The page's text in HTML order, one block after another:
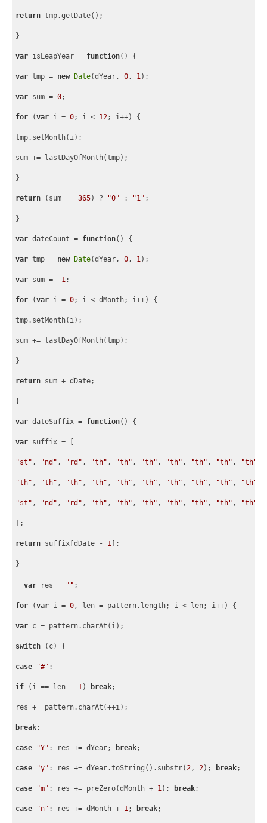
return tmp.getDate();
}
var isLeapYear = function( ) {
var tmp = new Date(dYear, 0, 1);
var sum = 0;
for (var i = 0; i < 12; i++) {
tmp.setMonth(i);
sum += lastDayOfMonth(tmp);
}
return (sum == 365) ? "0" : "1" ;
}
var dateCount = function( ) {
var tmp = new Date(dYear, 0, 1);
var sum = -1;
for (var i = 0; i < dMonth; i++) {
tmp.setMonth(i);
sum += lastDayOfMonth(tmp);
}
return sum + dDate;
}
var dateSuffix = function( ) {
var suffix = [
"st" , "nd" , "rd" , "th" , "th" , "th" , "th" , "th" , "th" , "th"
"th" , "th" , "th" , "th" , "th" , "th" , "th" , "th" , "th" , "th"
"st" , "nd" , "rd" , "th" , "th" , "th" , "th" , "th" , "th" , "th"
] ;
return suffix [dDate - 1] ;
}
var res = "" ;
for (var i = 0, len = pattern.length; i < len; i++) {
var c = pattern.charAt(i);
switch (c) {
case "#" :
if (i == len - 1) break;
res += pattern.charAt(++i);
break;
case "Y" : res += dYear; break;
case "y" : res += dYear.toString().substr(2, 2); break;
case "m" : res += preZero(dMonth + 1); break;
case "n" : res += dMonth + 1; break;